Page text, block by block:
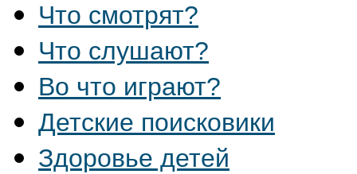
Что смотрят?
Что слушают?
Во что играют?
Детские поисковики
Здоровье детей